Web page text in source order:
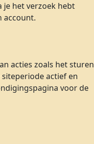
je het verzoek hebt
account.
acties zoals het sturen
actief en
voor de